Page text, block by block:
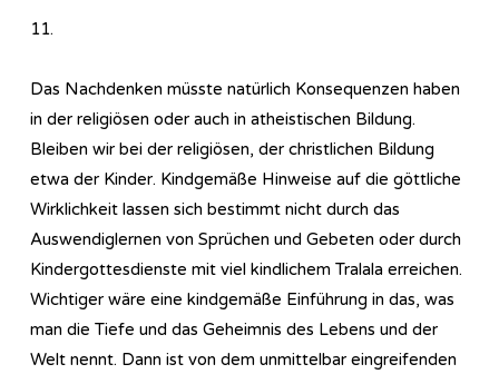
11.
Das Nachdenken müsste natürlich Konsequenzen haben
in der religiösen oder auch in atheistischen Bildung.
Bleiben wir bei der religiösen, der christlichen Bildung
etwa der Kinder. Kindgemäße Hinweise auf die göttliche
Wirklichkeit lassen sich bestimmt nicht durch das
Auswendiglernen von Sprüchen und Gebeten oder durch
Kindergottesdienste mit viel kindlichem Tralala erreichen.
Wichtiger wäre eine kindgemäße Einführung in das, was
man die Tiefe und das Geheimnis des Lebens und der
Welt nennt. Dann ist von dem unmittelbar eingreifenden